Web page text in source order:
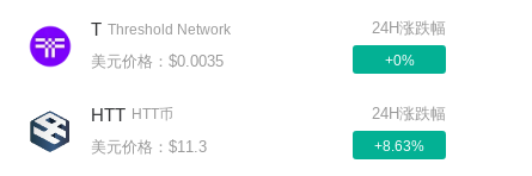
T Threshold Network
美元价格：$0.0035
24H涨跌幅
+0%
HTT HTT币
美元价格：$11.3
24H涨跌幅
+8.63%